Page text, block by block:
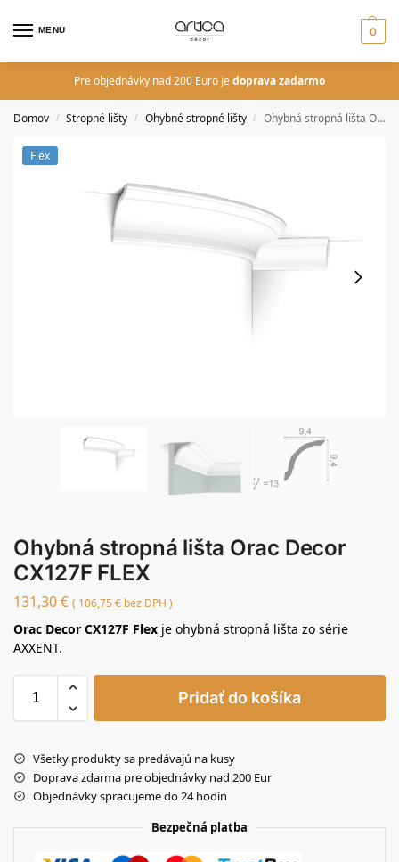
MENU 0
Pre objednávky nad 200 Euro jedoprava zadarmo
Domov / Stropné lišty / Ohybné stropné lišty / Ohybná stropná lišta Orac Decor CX127F FLEX
Flex
Ohybná stropná lišta Orac Decor
CX127F FLEX
131,30€ ( 106,75€ bez DPH )
Orac Decor CX127F Flex je ohybná stropná lišta zo série
AXXENT.
Pridať do košíka
Všetky produkty sa predávajú na kusy
Doprava zdarma pre objednávky nad 200 Eur
Objednávky spracujeme do 24 hodín
Bezpečná platba